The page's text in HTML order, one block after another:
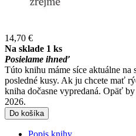
14,70 €
Na sklade 1 ks
Posielame ihneď
Túto knihu máme síce aktuálne na
posledné kusy. Ak ju chcete mať
kniha dočasne vypredaná. Opäť
2026.
Do košíka